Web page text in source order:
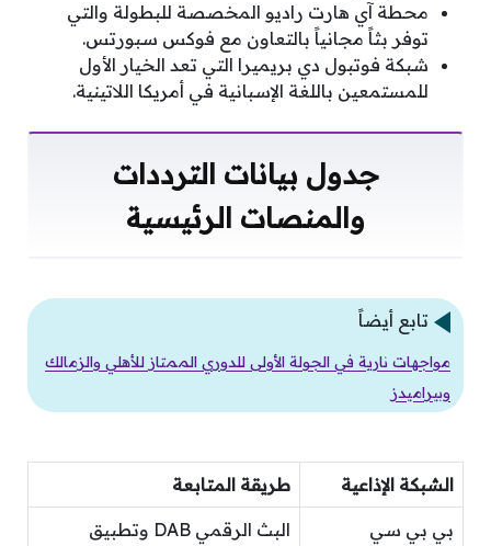
محطة آي هارت راديو المخصصة للبطولة والتي
توفر بثاً مجانياً بالتعاون مع فوكس سبورتس.
شبكة فوتبول دي بريميرا التي تعد الخيار الأول
للمستمعين باللغة الإسبانية في أمريكا اللاتينية.
جدول بيانات الترددات
والمنصات الرئيسية
تابع أيضاً
مواجهات نارية في الجولة الأولى للدوري الممتاز للأهلي والزمالك
وبيراميدز
الشبكة الإذاعية طريقة المتابعة
بي بي سي
البث الرقمي DAB وتطبيق